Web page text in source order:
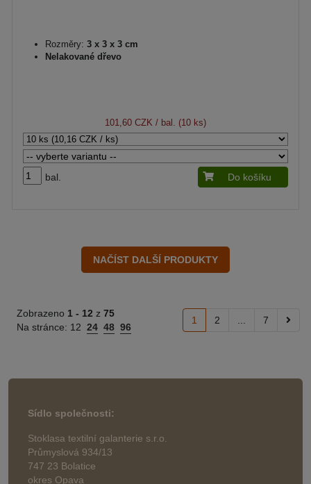
Rozměry: 3 x 3 x 3 cm
Nelakované dřevo
101,60 CZK / bal. (10 ks)
bal. Do košíku
Zobrazeno 1 - 12 z 75
Na stránce: 12 24 48 96
1 2 7
Sídlo společnosti:
Stoklasa textilní galanterie s.r.o.
Průmyslová 934/13
747 23 Bolatice
okres Opava